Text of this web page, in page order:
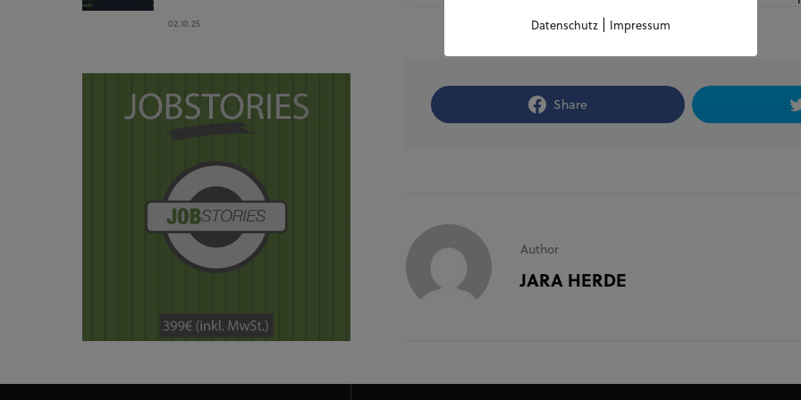
Share
Author
JARA HERDE
02.10.25 Datenschutz | Impressum